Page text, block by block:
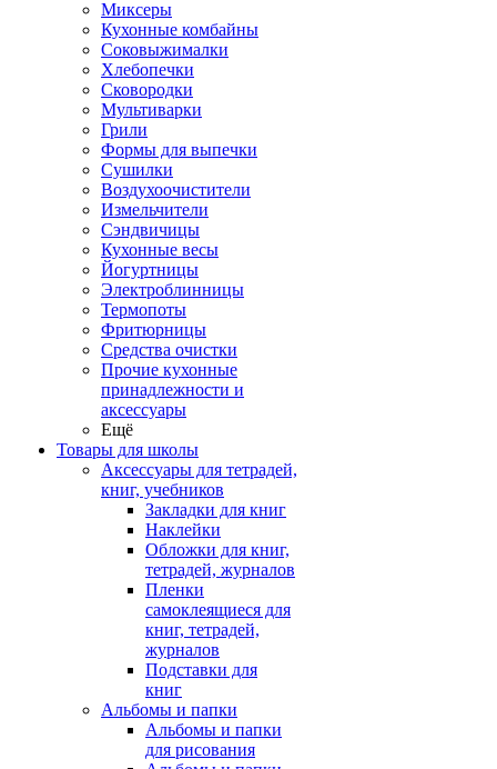
Миксеры
Кухонные комбайны
Соковыжималки
Хлебопечки
Сковородки
Мультиварки
Грили
Формы для выпечки
Сушилки
Воздухоочистители
Измельчители
Сэндвичицы
Кухонные весы
Йогуртницы
Электроблинницы
Термопоты
Фритюрницы
Средства очистки
Прочие кухонные
принадлежности и
аксессуары
Ещё
Товары для школы
Аксессуары для тетрадей,
книг, учебников
Закладки для книг
Наклейки
Обложки для книг,
тетрадей, журналов
Пленки
самоклеящиеся для
книг, тетрадей,
журналов
Подставки для
книг
Альбомы и папки
Альбомы и папки
для рисования